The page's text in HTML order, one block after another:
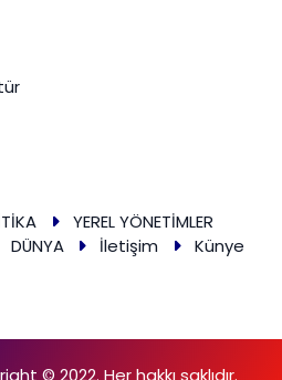
YEREL YÖNETİMLER
DÜNYA İletişim
Künye
© 2022. Her hakkı saklıdır.